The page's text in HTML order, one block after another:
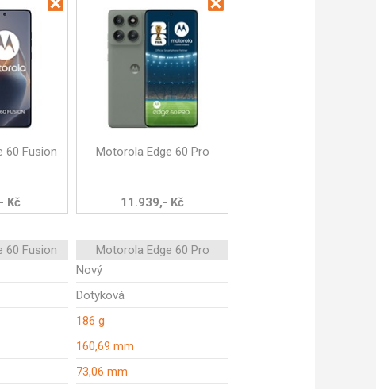
60 Fusion
Kč
Motorola Edge 60 Pro
11.939,- Kč
60 Fusion
Motorola Edge 60 Pro
Nový
Dotyková
186 g
160,69 mm
73,06 mm